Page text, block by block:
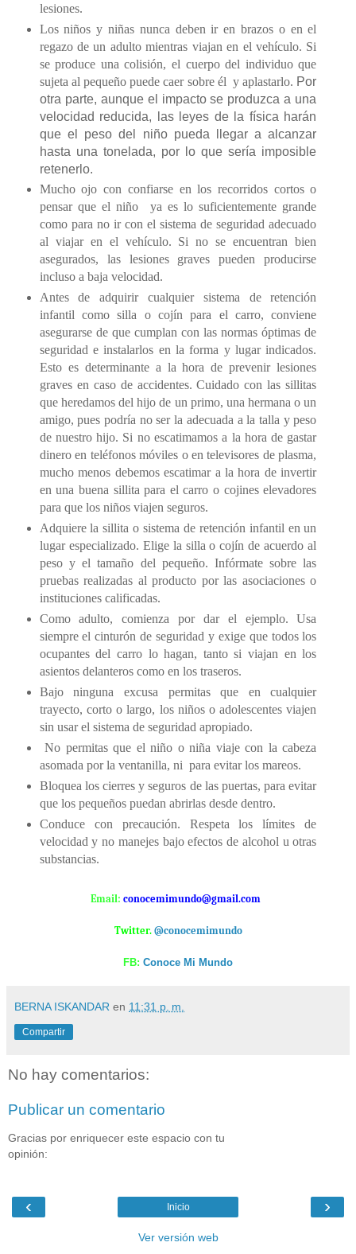
lesiones.
Los niños y niñas nunca deben ir en brazos o en el
regazo de un adulto mientras viajan en el vehículo. Si
se produce una colisión, el cuerpo del individuo que
sujeta al pequeño puede caer sobre él y aplastarlo. Por
otra parte, aunque el impacto se produzca a una
velocidad reducida, las leyes de la física harán
que el peso del niño pueda llegar a alcanzar
hasta una tonelada, por lo que sería imposible
retenerlo.
Mucho ojo con confiarse en los recorridos cortos o
pensar que el niño
ya es lo suficientemente grande
como para no ir con el sistema de seguridad adecuado
al viajar en el vehículo. Si no se encuentran bien
asegurados, las lesiones graves pueden producirse
incluso a baja velocidad.
Antes de adquirir cualquier sistema de retención
infantil como silla o cojín para el carro, conviene
asegurarse de que cumplan con las normas óptimas de
seguridad e instalarlos en la forma y lugar indicados.
Esto es determinante a la hora de prevenir lesiones
graves en caso de accidentes. Cuidado con las sillitas
que heredamos del hijo de un primo, una hermana o un
amigo, pues podría no ser la adecuada a la talla y peso
de nuestro hijo. Si no escatimamos a la hora de gastar
dinero en teléfonos móviles o en televisores de plasma,
mucho menos debemos escatimar a la hora de invertir
en una buena sillita para el carro o cojines elevadores
para que los niños viajen seguros.
Adquiere la sillita o sistema de retención infantil en un
lugar especializado. Elige la silla o cojín de acuerdo al
peso y el tamaño del pequeño. Infórmate sobre las
pruebas realizadas al producto por las asociaciones o
instituciones calificadas.
Como adulto, comienza por dar el ejemplo. Usa
siempre el cinturón de seguridad y exige que todos los
ocupantes del carro lo hagan, tanto si viajan en los
asientos delanteros como en los traseros.
Bajo ninguna excusa permitas que en cualquier
trayecto, corto o largo, los niños o adolescentes viajen
sin usar el sistema de seguridad apropiado.
No permitas que el niño o niña viaje con la cabeza
asomada por la ventanilla, ni para evitar los mareos.
Bloquea los cierres y seguros de las puertas, para evitar
que los pequeños puedan abrirlas desde dentro.
Conduce con precaución. Respeta los límites de
velocidad y no manejes bajo efectos de alcohol u otras
substancias.
Email: conocemimundo@gmail.com
Twitter. @conocemimundo
FB: Conoce Mi Mundo
BERNA ISKANDAR en 11:31 p. m.
Compartir
No hay comentarios:
Publicar un comentario
Gracias por enriquecer este espacio con tu
opinión:
‹ ›
Inicio
Ver versión web